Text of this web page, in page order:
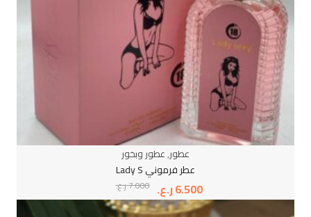
عطور,عطور وبخور
عطر فرموني Lady S
7.000ر.ع. 6.500ر.ع.